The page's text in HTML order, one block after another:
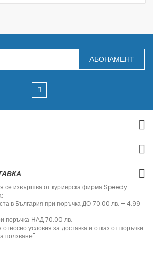
АБОНАМЕНТ
се извършва от куриерска фирма Speedy.
в България при поръчка ДО 70.00 лв. – 4.99
поръчка НАД 70.00 лв.
условия за доставка и отказ от поръчки
ползване".